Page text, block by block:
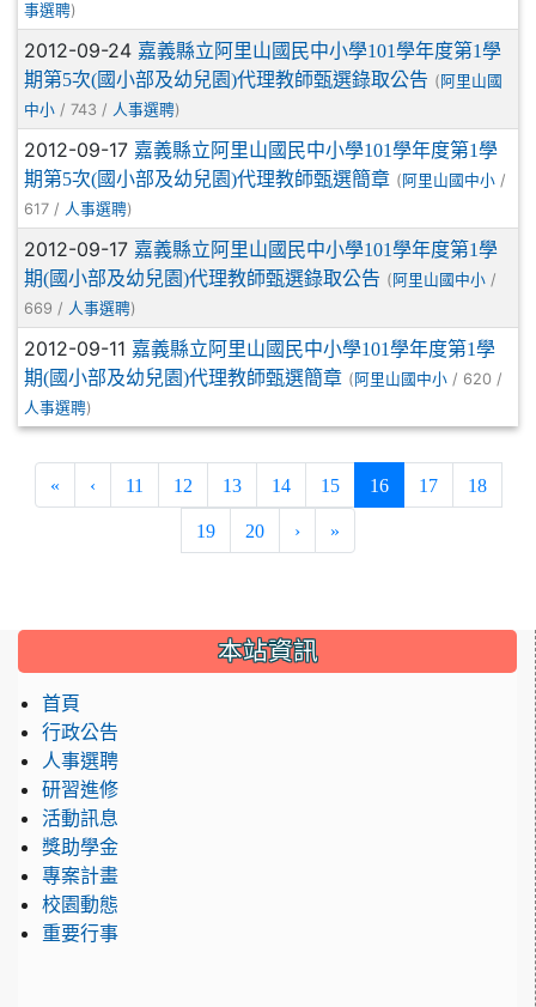
事選聘)
2012-09-24 嘉義縣立阿里山國民中小學101學年度第1學
期第5次(國小部及幼兒園)代理教師甄選錄取公告 ( 阿里山國
中小 / 743 / 人事選聘)
2012-09-17 嘉義縣立阿里山國民中小學101學年度第1學
期第5次(國小部及幼兒園)代理教師甄選簡章 (阿里山國中小 /
617 / 人事選聘)
2012-09-17 嘉義縣立阿里山國民中小學101學年度第1學
期(國小部及幼兒園)代理教師甄選錄取公告 ( 阿里山國中小 /
669 / 人事選聘)
2012-09-11 嘉義縣立阿里山國民中小學101學年度第1學
期(國小部及幼兒園)代理教師甄選簡章 (阿里山國中小 / 620 /
人事選聘)
« ‹ 11 12 13 14 15 16(current)
17 18
19 20 › »
::: 本站資訊
首頁
行政公告
人事選聘
研習進修
活動訊息
獎助學金
專案計畫
校園動態
重要行事